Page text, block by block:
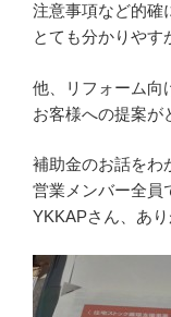
注意事項など的確
とても分かりやす
他、リフォーム向
お客様への提案が
補助金のお話をわ
営業メンバー全員
YKKAPさん、あ